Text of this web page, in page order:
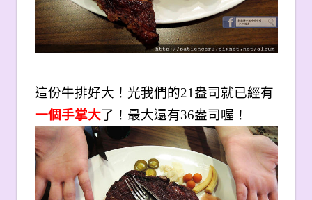
這份牛排好大！光我們的21盎司就已經有
一個手掌大了！最大還有36盎司喔！